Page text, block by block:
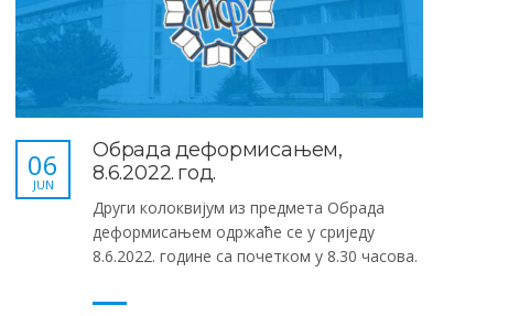
Обрада деформисањем,
8.6.2022. год.
06
JUN
Други колоквијум из предмета Обрада
деформисањем одржаће се у сриједу
8.6.2022. године са почетком у 8.30 часова.